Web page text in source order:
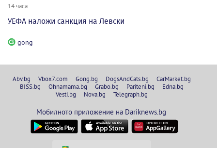
14 часа
УЕФА наложи санкция на Левски
gong
Abv.bg Vbox7.com Gong.bg DogsAndCats.bg
CarMarket.bg
BISS.bg
Ohnamama.bg Grabo.bg Pariteni.bg
Edna.bg
Vesti.bg
Nova.bg Telegraph.bg
Мобилното приложение на Dariknews.bg